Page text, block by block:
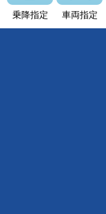
乗降指定 車両指定